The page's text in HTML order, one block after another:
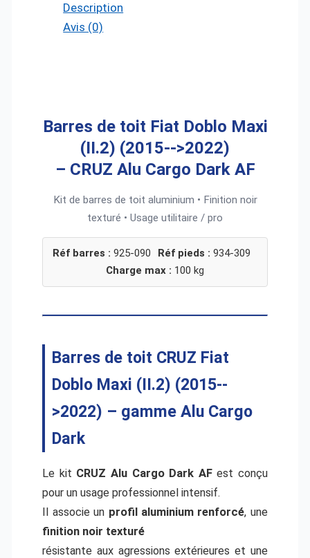
Description
Avis (0)
Barres de toit Fiat Doblo Maxi
(II.2) (2015-->2022)
– CRUZ Alu Cargo Dark AF
Kit de barres de toit aluminium • Finition noir
texturé • Usage utilitaire / pro
Réf barres : 925-090 Réf pieds : 934-309
Charge max : 100 kg
Barres de toit CRUZ Fiat
Doblo Maxi (II.2) (2015--
>2022) – gammeAlu Cargo
Dark
Le kit CRUZ Alu Cargo Dark AFest conçu
pour un usage professionnel intensif.
Il associe un profil aluminium renforcé, une
finition noir texturé
résistante aux agressions extérieures et une